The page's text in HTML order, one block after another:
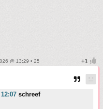
@ 13:29 • 25
schreef